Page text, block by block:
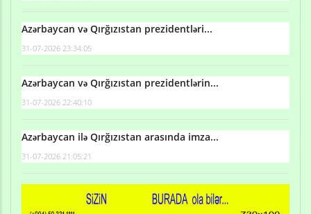
Azərbaycan və Qırğızıstan prezidentləri...
31-07-2026 23:34:05
Azərbaycan və Qırğızıstan prezidentlərin...
31-07-2026 22:40:10
Azərbaycan ilə Qırğızıstan arasında imza...
31-07-2026 21:05:21